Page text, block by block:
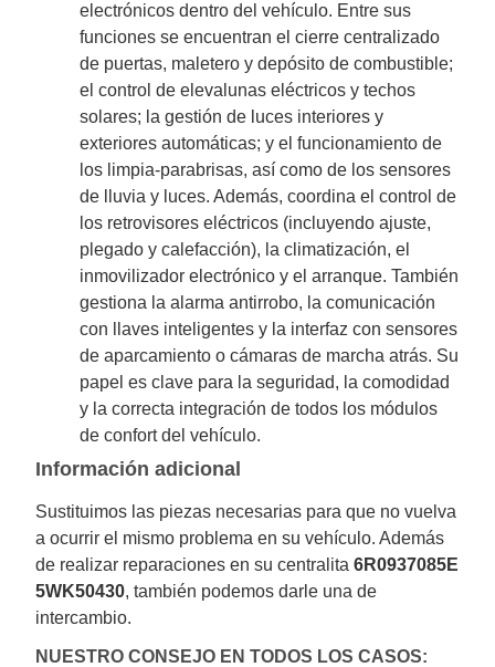
electrónicos dentro del vehículo. Entre sus
funciones se encuentran el cierre centralizado
de puertas, maletero y depósito de combustible;
el control de elevalunas eléctricos y techos
solares; la gestión de luces interiores y
exteriores automáticas; y el funcionamiento de
los limpia-parabrisas, así como de los sensores
de lluvia y luces. Además, coordina el control de
los retrovisores eléctricos (incluyendo ajuste,
plegado y calefacción), la climatización, el
inmovilizador electrónico y el arranque. También
gestiona la alarma antirrobo, la comunicación
con llaves inteligentes y la interfaz con sensores
de aparcamiento o cámaras de marcha atrás. Su
papel es clave para la seguridad, la comodidad
y la correcta integración de todos los módulos
de confort del vehículo.
Información adicional
Sustituimos las piezas necesarias para que no vuelva
a ocurrir el mismo problema en su vehículo. Además
de realizar reparaciones en su centralita6R0937085E
5WK50430, también podemos darle una de
intercambio.
NUESTRO CONSEJO EN TODOS LOS CASOS: